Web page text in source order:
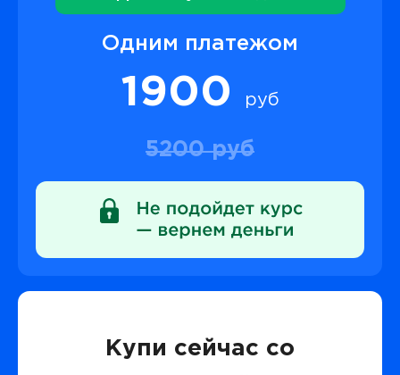
Одним платежом
1900 руб
5200 руб
Купи сейчас со